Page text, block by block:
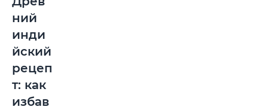
ний
инди
йский
рецеп
т: как
избав